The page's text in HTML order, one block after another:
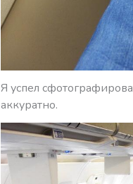
Я успел
аккуратно.